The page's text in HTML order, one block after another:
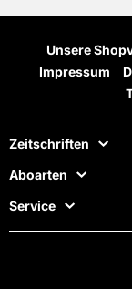
Unsere
Impressum
Zeitschriften
Aboarten
Service